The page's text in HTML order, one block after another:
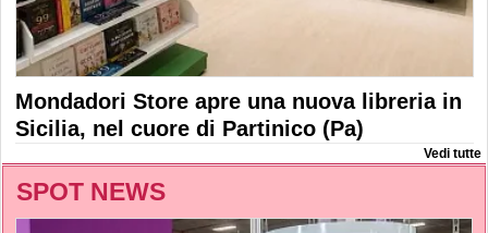
Mondadori Store apre una nuova libreria in
Sicilia, nel cuore di Partinico (Pa)
Vedi tutte
SPOT NEWS